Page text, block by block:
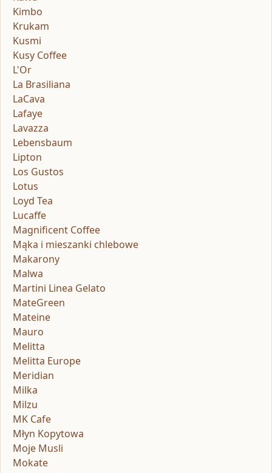
Kimbo
Krukam
Kusmi
Kusy Coffee
L'Or
La Brasiliana
LaCava
Lafaye
Lavazza
Lebensbaum
Lipton
Los Gustos
Lotus
Loyd Tea
Lucaffe
Magnificent Coffee
Mąka i mieszanki chlebowe
Makarony
Malwa
Martini Linea Gelato
MateGreen
Mateine
Mauro
Melitta
Melitta Europe
Meridian
Milka
Milzu
MK Cafe
Młyn Kopytowa
Moje Musli
Mokate